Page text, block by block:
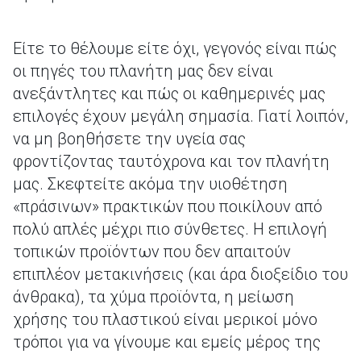
Είτε το θέλουμε είτε όχι, γεγονός είναι πώς
οι πηγές του πλανήτη μας δεν είναι
ανεξάντλητες και πώς οι καθημερινές μας
επιλογές έχουν μεγάλη σημασία. Γιατί λοιπόν,
να μη βοηθήσετε την υγεία σας
φροντίζοντας ταυτόχρονα και τον πλανήτη
μας. Σκεφτείτε ακόμα την υιοθέτηση
«πράσινων» πρακτικών που ποικίλουν από
πολύ απλές μέχρι πιο σύνθετες. Η επιλογή
τοπικών προϊόντων που δεν απαιτούν
επιπλέον μετακινήσεις (και άρα διοξείδιο του
άνθρακα), τα χύμα προϊόντα, η μείωση
χρήσης του πλαστικού είναι μερικοί μόνο
τρόποι για να γίνουμε και εμείς μέρος της